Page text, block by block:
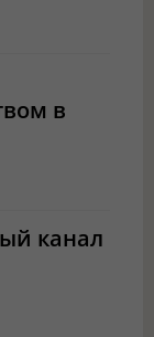
в
канал